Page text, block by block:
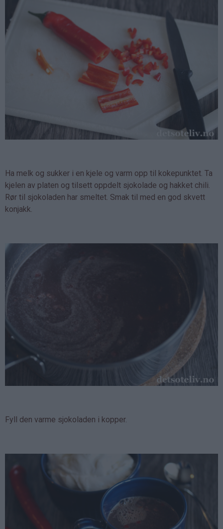
Ha melk og sukker i en kjele og varm opp til kokepunktet. Ta
kjelen av platen og tilsett oppdelt sjokolade og hakket chili.
Rør til sjokoladen har smeltet. Smak til med en god skvett
konjakk.
Fyll den varme sjokoladen i kopper.